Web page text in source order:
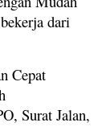
dari
Cepat
Surat Jalan,